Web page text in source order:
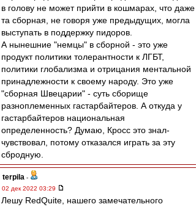
в голову не может прийти в кошмарах, что даже
та сборная, не говоря уже предыдущих, могла
выступать в поддержку пидоров.
А нынешние "немцы" в сборной - это уже
продукт политики толерантности к ЛГБТ,
политики глобализма и отрицания ментальной
принадлежности к своему народу. Это уже
"сборная Швецарии" - суть сборище
разноплеменных гастарбайтеров. А откуда у
гастарбайтеров национальная
определенность? Думаю, Кросс это знал-
чувствовал, потому отказался играть за эту
сбродную.
terpila -
02 дек 2022 03:29
Лешу RedQuite, нашего замечательного